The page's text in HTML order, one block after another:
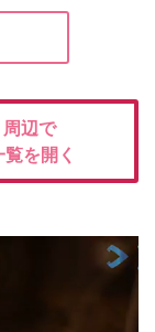
周辺で
を開く